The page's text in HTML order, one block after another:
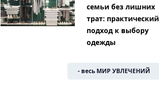
семьи без лишних
трат: практический
подход к выбору
одежды
- весь МИР УВЛЕЧЕНИЙ